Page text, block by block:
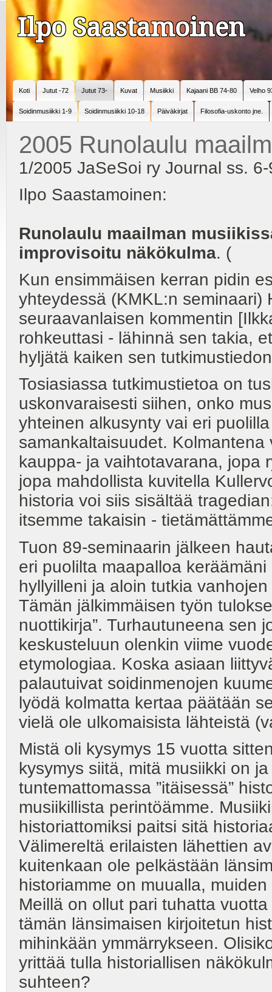
Ilpo Saastamoinen
Koti Jutut -72 Jutut 73- Kuvat Musiikki Kajaani BB 74-80 Velho
Soidinmusiikki 1-9 Soidinmusiikki 10-18 Päiväkirjat Filosofia-uskonto jne.
2005 Runolaulu
1/2005 JaSeSoi ry Journal ss.
Ilpo Saastamoinen:
Runolaulu maailman
improvisoitu näkökulma. (
Kun ensimmäisen kerran pidin
yhteydessä (KMKL:n seminaari)
seuraavanlaisen kommentin
rohkeuttasi - lähinnä sen takia,
hyljätä kaiken sen
Tosiasiassa tutkimustietoa on
uskonvaraisesti siihen, onko
yhteinen alkusynty vai eri
samankaltaisuudet.
kauppa- ja vaihtotavarana, jopa
jopa mahdollista kuvitella
historia voi siis sisältää
itsemme takaisin -
Tuon 89-seminaarin jälkeen
eri puolilta maapalloa
hyllyilleni ja aloin tutkia
Tämän jälkimmäisen työn
nuottikirja”. Turhautuneena sen
keskusteluun olenkin viime
etymologiaa. Koska asiaan
palautuivat soidinmenojen
lyödä kolmatta kertaa päätään
vielä ole ulkomaisista lähteistä
Mistä oli kysymys 15 vuotta
kysymys siitä, mitä musiikki on
tuntemattomassa ”itäisessä”
musiikillista perintöämme.
historiattomiksi paitsi sitä
Välimereltä erilaisten lähettien
kuitenkaan ole pelkästään
historiamme on muualla,
Meillä on ollut pari tuhatta
tämän länsimaisen kirjoitetun
mihinkään ymmärrykseen.
yrittää tulla historiallisen
suhteen?